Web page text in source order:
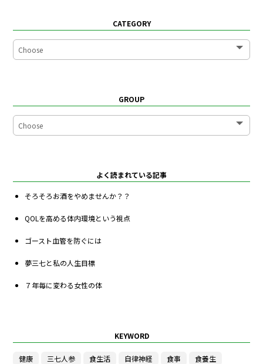
CATEGORY
GROUP
よく読まれている記事
そろそろお酒をやめませんか？？
QOLを高める体内環境という視点
ゴースト血管を防ぐには
夢三七と私の人生目標
７年毎に変わる女性の体
KEYWORD
健康 三七人参 食生活 自律神経 食事
食養生